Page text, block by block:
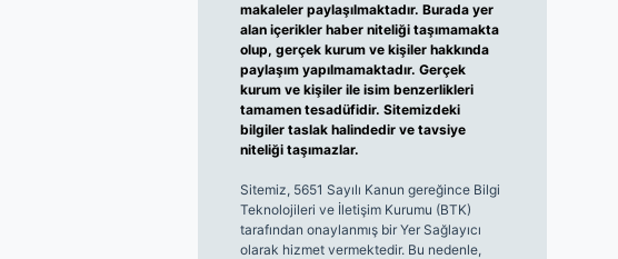
makaleler paylaşılmaktadır. Burada yer
alan içerikler haber niteliği taşımamakta
olup, gerçek kurum ve kişiler hakkında
paylaşım yapılmamaktadır. Gerçek
kurum ve kişiler ile isim benzerlikleri
tamamen tesadüfidir. Sitemizdeki
bilgiler taslak halindedir ve tavsiye
niteliği taşımazlar.
Sitemiz, 5651 Sayılı Kanun gereğince Bilgi
Teknolojileri ve İletişim Kurumu (BTK)
tarafından onaylanmış bir Yer Sağlayıcı
olarak hizmet vermektedir. Bu nedenle,